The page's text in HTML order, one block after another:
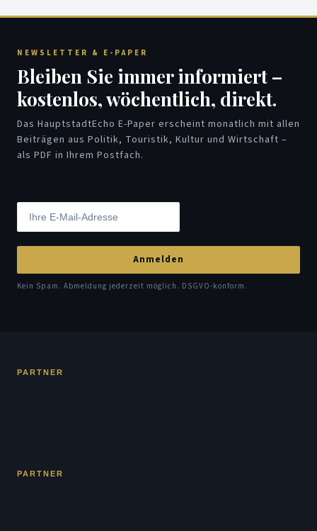
NEWSLETTER & E-PAPER
Bleiben Sie immer informiert –
kostenlos, wöchentlich, direkt.
Das HauptstadtEcho E-Paper erscheint monatlich mit allen
Beiträgen aus Politik, Touristik, Kultur und Wirtschaft –
als PDF in Ihrem Postfach.
Anmelden
Kein Spam. Abmeldung jederzeit möglich. DSGVO-konform.
PARTNER
PARTNER